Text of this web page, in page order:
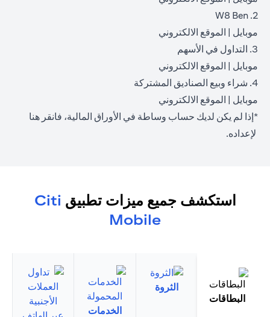
2. W8 Ben
موبايل | الموقع الالكتروني
3. التداول في الأسهم
موبايل | الموقع الالكتروني
4. شراء وبيع الصناديق المشتركة
موبايل | الموقع الالكتروني
*إذا لم يكن لديك حساب وساطة في الأوراق المالية، فانقر هنا
لإعداده.
استكشف جميع ميزات تطبيق Citi
Mobile
البطاقات
الثروة
الخدمات